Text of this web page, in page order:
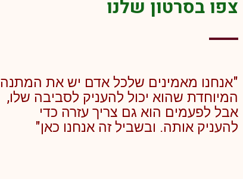
צפו בסרטון שלנו
"אנחנו מאמינים שלכל אדם יש את המתנה
המיוחדת שהוא יכול להעניק לסביבה שלו,
אבל לפעמים הוא גם צריך עזרה כדי
להעניק אותה. ובשביל זה אנחנו כאן"